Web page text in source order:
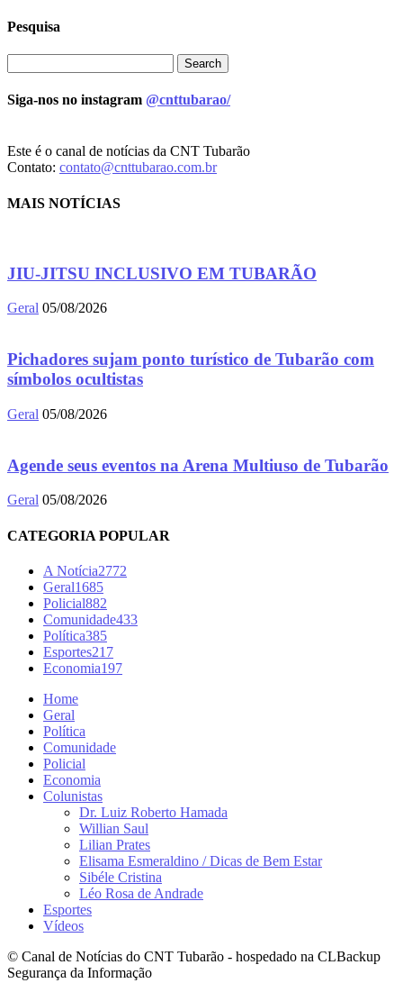
Pesquisa
Siga-nos no instagram @cnttubarao/
Este é o canal de notícias da CNT Tubarão
Contato: contato@cnttubarao.com.br
MAIS NOTÍCIAS
JIU-JITSU INCLUSIVO EM TUBARÃO
Geral 05/08/2026
Pichadores sujam ponto turístico de Tubarão com
símbolos ocultistas
Geral 05/08/2026
Agende seus eventos na Arena Multiuso de Tubarão
Geral 05/08/2026
CATEGORIA POPULAR
A Notícia2772
Geral1685
Policial882
Comunidade433
Política385
Esportes217
Economia197
Home
Geral
Política
Comunidade
Policial
Economia
Colunistas
Dr. Luiz Roberto Hamada
Willian Saul
Lilian Prates
Elisama Esmeraldino / Dicas de Bem Estar
Sibéle Cristina
Léo Rosa de Andrade
Esportes
Vídeos
© Canal de Notícias do CNT Tubarão - hospedado na CLBackup
Segurança da Informação